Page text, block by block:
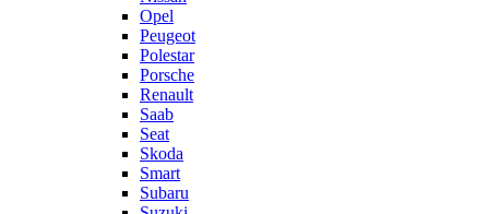
Opel
Peugeot
Polestar
Porsche
Renault
Saab
Seat
Skoda
Smart
Subaru